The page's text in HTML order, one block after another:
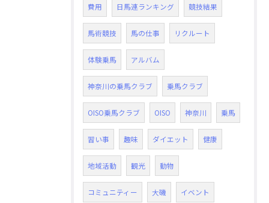
費用 日馬連ランキング 競技結果
馬術競技 馬の仕事 リクルート
体験乗馬 アルバム
神奈川の乗馬クラブ 乗馬クラブ
OISO乗馬クラブ OISO 神奈川 乗馬
習い事 趣味 ダイエット 健康
地域活動 観光 動物
コミュニティー 大磯 イベント